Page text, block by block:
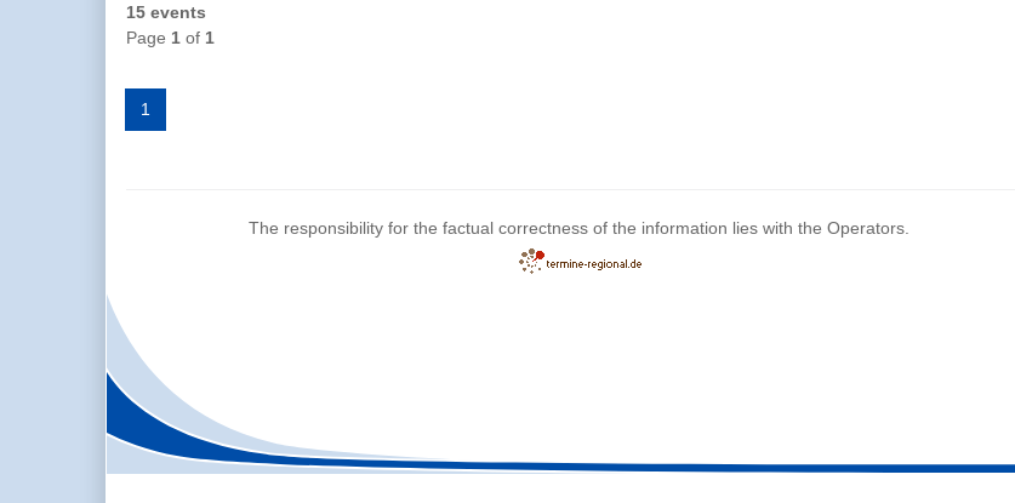
15 events
Page 1 of 1
1
The responsibility for the factual correctness of the information lies with the Operators.